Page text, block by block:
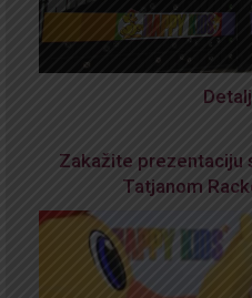
Zakažite prezentaciju
Tatjanom